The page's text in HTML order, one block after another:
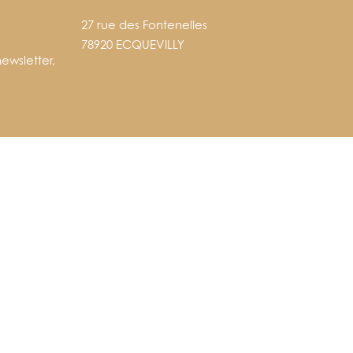
27 rue des Fontenelles
78920 ECQUEVILLY